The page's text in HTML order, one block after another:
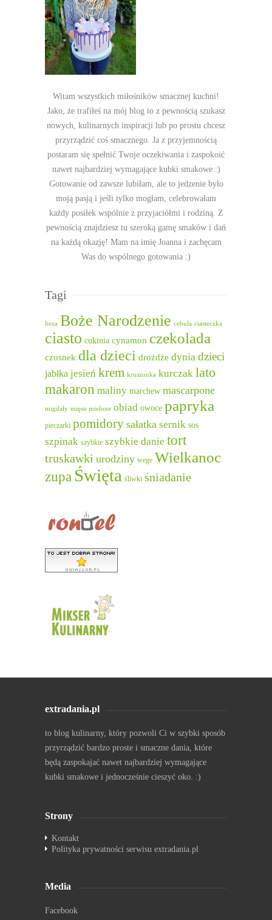
Witam wszystkich miłośników smacznej kuchni!
Jako, że trafiłeś na mój blog to z pewnością szukasz
nowych, kulinarnych inspiracji lub po prostu chcesz
przyrządzić coś smacznego. Ja z przyjemnością
postaram się spełnić Twoje oczekiwania i zaspokoić
nawet najbardziej wymagające kubki smakowe :)
Gotowanie od zawsze lubiłam, ale to jedzenie było
moją pasją i jeśli tylko mogłam, celebrowałam
każdy posiłek wspólnie z przyjaciółmi i rodziną. Z
pewnością znajdziesz tu szeroką gamę smaków i dań
na każdą okazję! Mam na imię Joanna i zachęcam
Was do wspólnego gotowania :)
Tagi
beza Boże Narodzenie cebula ciasteczka
ciasto cukinia cynamon czekolada
czosnek dla dzieci drożdże dynia dzieci
jabłka jesień krem kruszonka kurczak lato
makaron maliny marchew mascarpone
migdały mięso mielone obiad owoce papryka
pieczarki pomidory sałatka sernik sos
szpinak szybkie szybkie danie tort
truskawki urodziny wege Wielkanoc
zupa Święta śliwki śniadanie
extradania.pl
to blog kulinarny, który pozwoli Ci w szybki sposób
przyrządzić bardzo proste i smaczne dania, które
będą zaspokajać nawet najbardziej wymagające
kubki smakowe i jednocześnie cieszyć oko. :)
Strony
Kontakt
Polityka prywatności serwisu extradania.pl
Media
Facebook